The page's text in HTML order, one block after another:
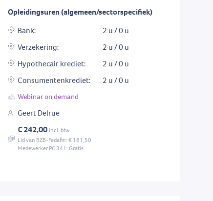
Opleidingsuren (algemeen/sectorspecifiek)
Bank:
2 u / 0 u
Verzekering:
2 u / 0 u
Hypothecair krediet:
2 u / 0 u
Consumentenkrediet:
2 u / 0 u
Webinar on demand
Geert Delrue
€ 242,00 incl. btw
Lid van BZB-Fedafin: € 181,50
Medewerker PC 341: Gratis